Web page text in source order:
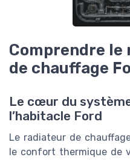
Comprendre
de chauffage
Le cœur du
l’habitacle Ford
Le radiateur de
le confort thermique de